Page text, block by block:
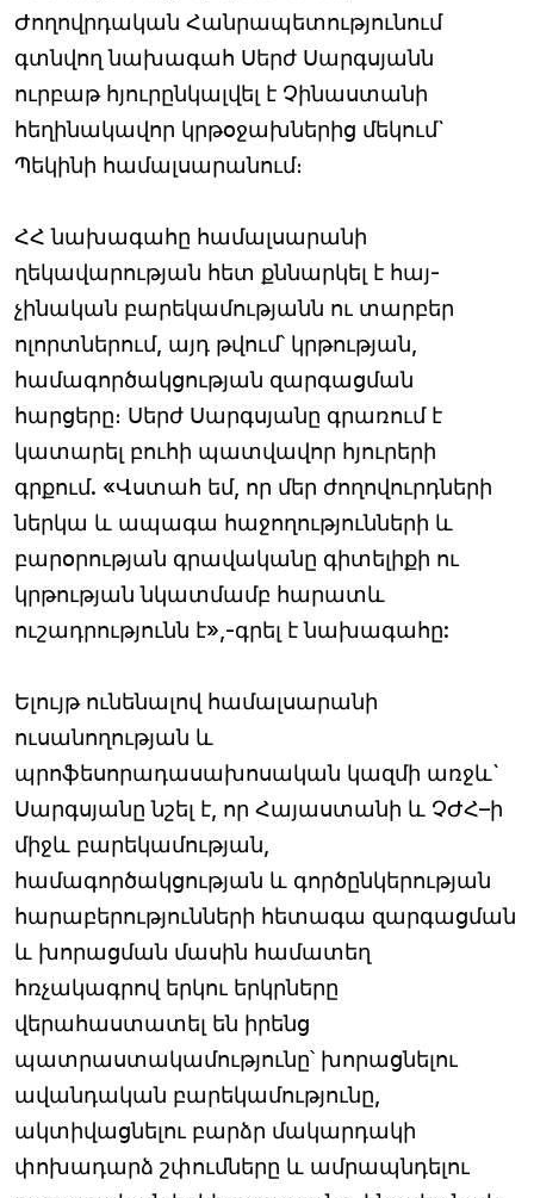
Ժողովրդական Հանրապետությունում
գտնվող նախագահ Սերժ Սարգսյանն
ուրբաթ հյուրընկալվել է Չինաստանի
հեղինակավոր կրթօջախներից մեկում`
Պեկինի համալսարանում։
ՀՀ նախագահը համալսարանի
ղեկավարության հետ քննարկել է հայ-
չինական բարեկամությանն ու տարբեր
ոլորտներում, այդ թվում՝ կրթության,
համագործակցության զարգացման
հարցերը։ Սերժ Սարգսյանը գրառում է
կատարել բուհի պատվավոր հյուրերի
գրքում. «Վստահ եմ, որ մեր ժողովուրդների
ներկա և ապագա հաջողությունների և
բարօրության գրավականը գիտելիքի ու
կրթության նկատմամբ հարատև
ուշադրությունն է»,-գրել է նախագահը:
Ելույթ ունենալով համալսարանի
ուսանողության և
պրոֆեսորադասախոսական կազմի առջև`
Սարգսյանը նշել է, որ Հայաստանի և ՉԺՀ–ի
միջև բարեկամության,
համագործակցության և գործընկերության
հարաբերությունների հետագա զարգացման
և խորացման մասին համատեղ
հռչակագրով երկու երկրները
վերահաստատել են իրենց
պատրաստակամությունը՝ խորացնելու
ավանդական բարեկամությունը,
ակտիվացնելու բարձր մակարդակի
փոխադարձ շփումները և ամրապնդելու